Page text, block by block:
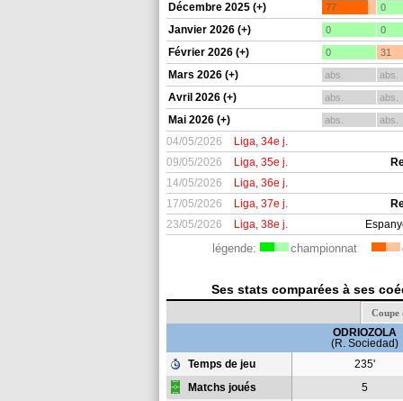
Décembre 2025 (+) 77 0
Janvier 2026 (+) 0 0
Février 2026 (+) 0 31
Mars 2026 (+) abs. abs.
Avril 2026 (+) abs. abs.
Mai 2026 (+) abs. abs.
04/05/2026 Liga, 34e j.
09/05/2026
Liga, 35e j.
14/05/2026
Liga, 36e j.
17/05/2026
Liga, 37e j.
23/05/2026
Liga, 38e j.
légende: championnat
Ses stats comparées à ses
Coupe
ODRIOZOLA
(R. Sociedad)
Temps de jeu
235'
Matchs joués 5